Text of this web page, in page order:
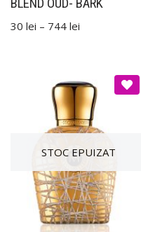
BLEND OUD- BARK
30 lei – 744 lei